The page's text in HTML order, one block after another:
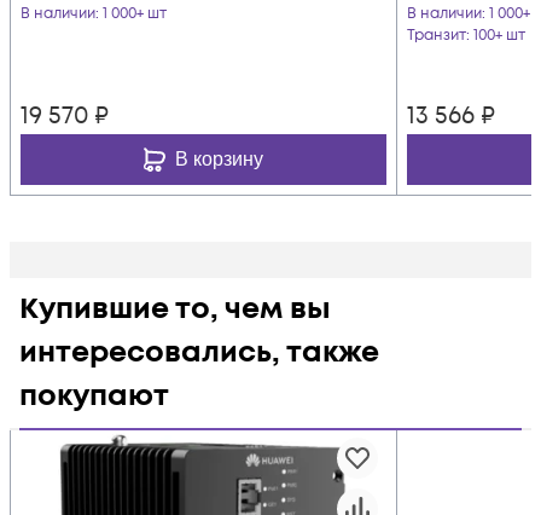
В наличии: 1 000+ шт
19 570 ₽
В корзину
В наличии: 1 000+
Транзит: 100+ шт
13 566 ₽
Купившие то, чем вы
интересовались, также
покупают